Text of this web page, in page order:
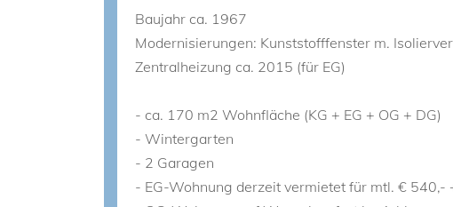
Baujahr ca. 1967
Modernisierungen: Kunststofffenster m.
Zentralheizung ca. 2015 (für EG)
- ca. 170 m2 Wohnfläche (KG + EG + OG + DG)
- Wintergarten
- 2 Garagen
- EG-Wohnung derzeit vermietet für mtl. € 540,-